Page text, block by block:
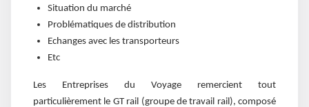
Situation du marché
Problématiques de distribution
Echanges avec les transporteurs
Etc
Les Entreprises du Voyage remercient tout
particulièrement le GT rail (groupe de travail rail), composé